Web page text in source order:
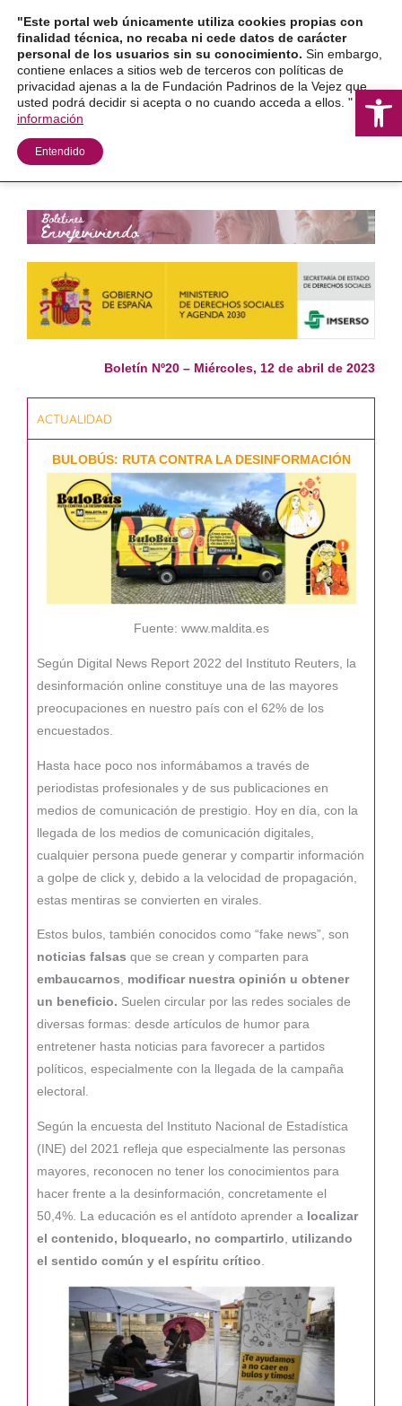
contenido
Boletín Nº20 – Miércoles, 12 de abril de 2023
ACTUALIDAD
BULOBÚS: RUTA CONTRA LA DESINFORMACIÓN
Fuente: www.maldita.es
Según Digital News Report 2022 del Instituto Reuters, la
desinformación online constituye una de las mayores
preocupaciones en nuestro país con el 62% de los
encuestados.
Hasta hace poco nos informábamos a través de
periodistas profesionales y de sus publicaciones en
medios de comunicación de prestigio. Hoy en día, con la
llegada de los medios de comunicación digitales,
cualquier persona puede generar y compartir información
a golpe de click y, debido a la velocidad de propagación,
estas mentiras se convierten en virales.
Estos bulos, también conocidos como “fake news”, son
noticias falsas que se crean y comparten para
embaucarnos, modificar nuestra opinión u obtener
un beneficio. Suelen circular por las redes sociales de
diversas formas: desde artículos de humor para
entretener hasta noticias para favorecer a partidos
políticos, especialmente con la llegada de la campaña
electoral.
Según la encuesta del Instituto Nacional de Estadística
(INE) del 2021 refleja que especialmente las personas
mayores, reconocen no tener los conocimientos para
hacer frente a la desinformación, concretamente el
50,4%. La educación es el antídoto aprender a localizar
el contenido, bloquearlo, no compartirlo, utilizando
el sentido común y el espíritu crítico.
"Este portal web únicamente utiliza cookies propias con
finalidad técnica, no recaba ni cede datos de carácter
personal de los usuarios sin su conocimiento. Sin embargo,
contiene enlaces a sitios web de terceros con políticas de
privacidad ajenas a la de Fundación Padrinos de la Vejez que
usted podrá decidir si acepta o no cuando acceda a ellos. "
Más
información
Entendido